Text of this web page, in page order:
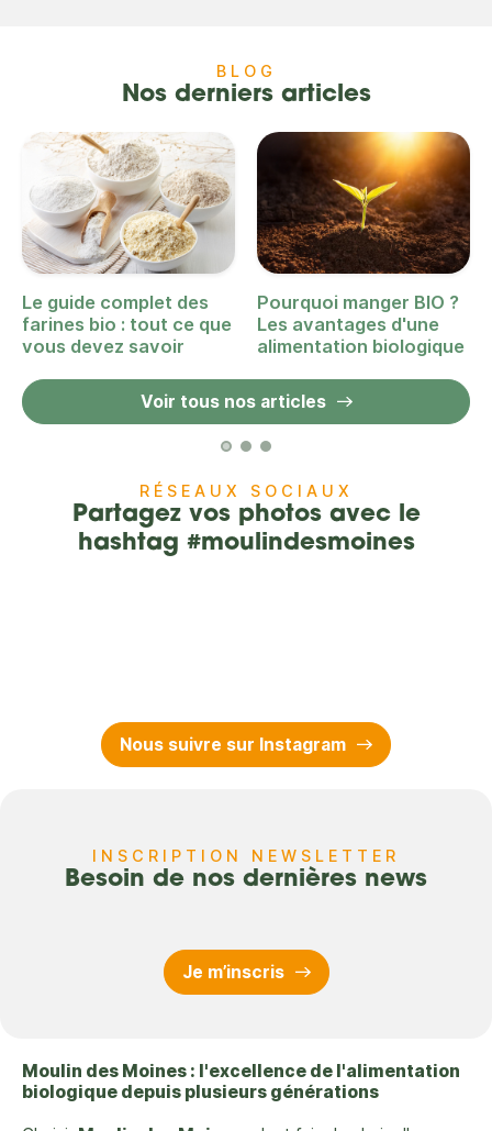
BLOG
Nos derniers articles
Le guide complet des
farines bio : tout ce que
vous devez savoir
Pourquoi manger BIO ?
Les avantages d'une
alimentation biologique
Voir tous nos articles
RÉSEAUX SOCIAUX
Partagez vos photos avec le
hashtag #moulindesmoines
Nous suivre sur Instagram
INSCRIPTION NEWSLETTER
Besoin de nos dernières news
Je m’inscris
Moulin des Moines : l'excellence de l'alimentation
biologique depuis plusieurs générations